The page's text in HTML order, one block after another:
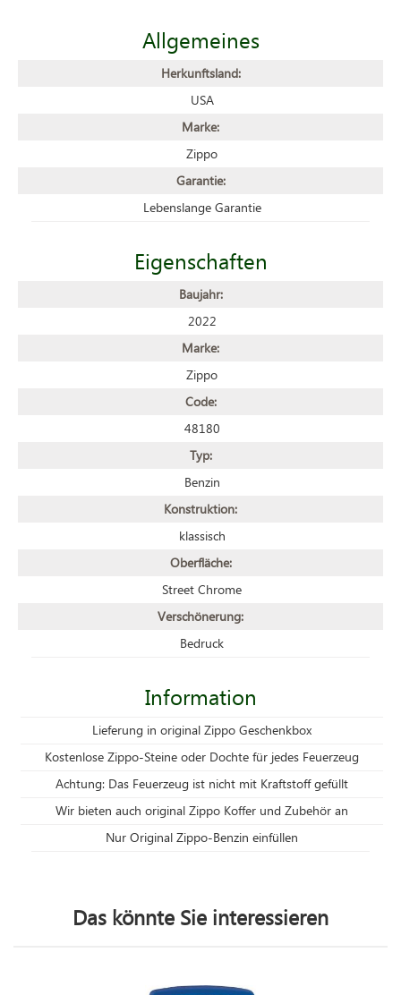
Allgemeines
Herkunftsland:
USA
Marke:
Zippo
Garantie:
Lebenslange Garantie
Eigenschaften
Baujahr:
2022
Marke:
Zippo
Code:
48180
Typ:
Benzin
Konstruktion:
klassisch
Oberfläche:
Street Chrome
Verschönerung:
Bedruck
Information
Lieferung in original Zippo Geschenkbox
Kostenlose Zippo-Steine oder Dochte für jedes Feuerzeug
Achtung: Das Feuerzeug ist nicht mit Kraftstoff gefüllt
Wir bieten auch original Zippo Koffer und Zubehör an
Nur Original Zippo-Benzin einfüllen
Das könnte Sie interessieren